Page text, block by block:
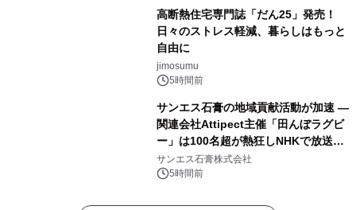
高断熱住宅専門誌「だん25」発売！
日々のストレス軽減、暮らしはもっと
自由に
jimosumu
5時間前
サンエス石膏の地域貢献活動が加速 ―
関連会社Attipect主催「田んぼラグビ
ー」は100名超が熱狂しNHKで放送さ
れました。
サンエス石膏株式会社
5時間前